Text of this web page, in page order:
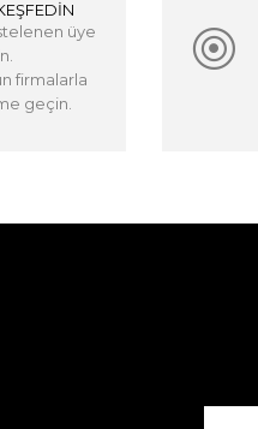
üye
firmalarla
geçin.